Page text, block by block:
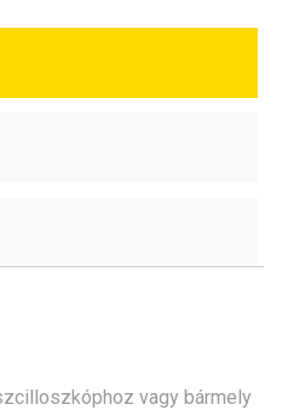
vagy bármely